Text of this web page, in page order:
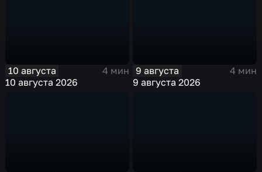
10 августа
4 мин
10 августа 2026
9 августа
4 мин
9 августа 2026